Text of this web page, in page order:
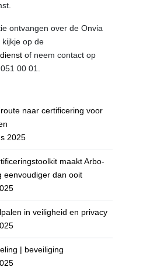
ontvangen over de Onvia
op de
of neem contact op
00 01.
naar certificering voor
2025
maakt Arbo-
eenvoudiger dan ooit
in veiligheid en privacy
| beveiliging